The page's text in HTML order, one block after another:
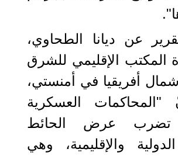
عن ديانا الطحاوي،
المكتب الإقليمي للشرق
أفريقيا في أمنستي،
"المحاكمات العسكرية
تضرب عرض الحائط
الدولية والإقليمية، وهي